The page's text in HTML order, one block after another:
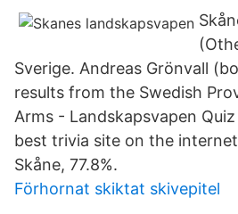
Sverige. Andreas Grönvall
results from the Swedish
Arms - Landskapsvapen
best trivia site on the
Skåne, 77.8%.
Förhornat skiktat skivepitel